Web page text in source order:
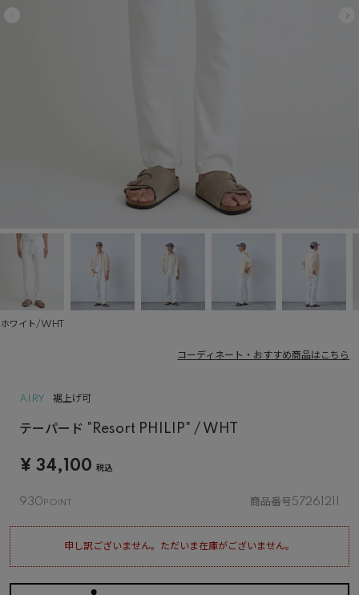
ホワイト/WHT
コーディネート・おすすめ商品はこちら
AIRY 裾上げ可
テーパード "Resort PHILIP" / WHT
¥ 34,100 税込
930 商品番号57261211
申し訳ございません。ただいま在庫がございません。